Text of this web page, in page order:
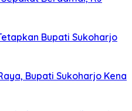
Bupati Sukoharjo
Bupati Sukoharjo Kena